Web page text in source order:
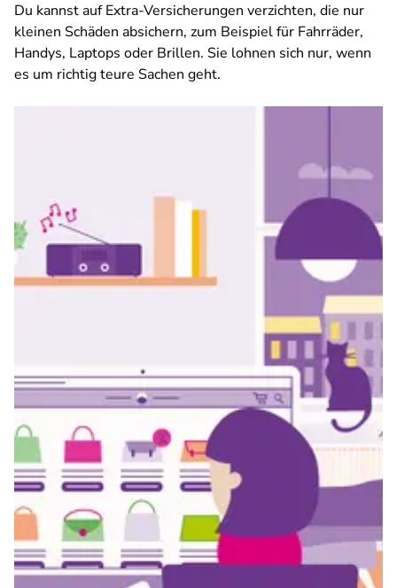
Du kannst auf Extra-Versicherungen verzichten, die nur
kleinen Schäden absichern, zum Beispiel für Fahrräder,
Handys, Laptops oder Brillen. Sie lohnen sich nur, wenn
es um richtig teure Sachen geht.